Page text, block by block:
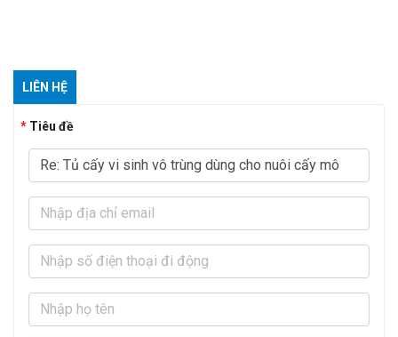
LIÊN HỆ
Tiêu đề